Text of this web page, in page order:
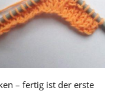
– fertig ist der erste